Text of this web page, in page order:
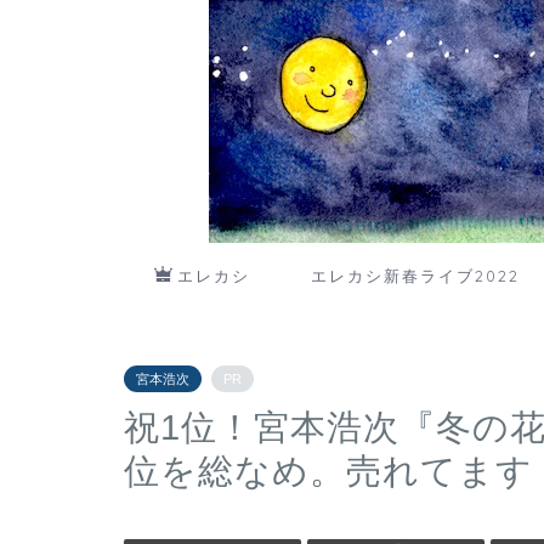
エレカシ エレカシ新春ライブ2022
宮本浩次 PR
祝1位！宮本浩次『冬の
位を総なめ。売れてます